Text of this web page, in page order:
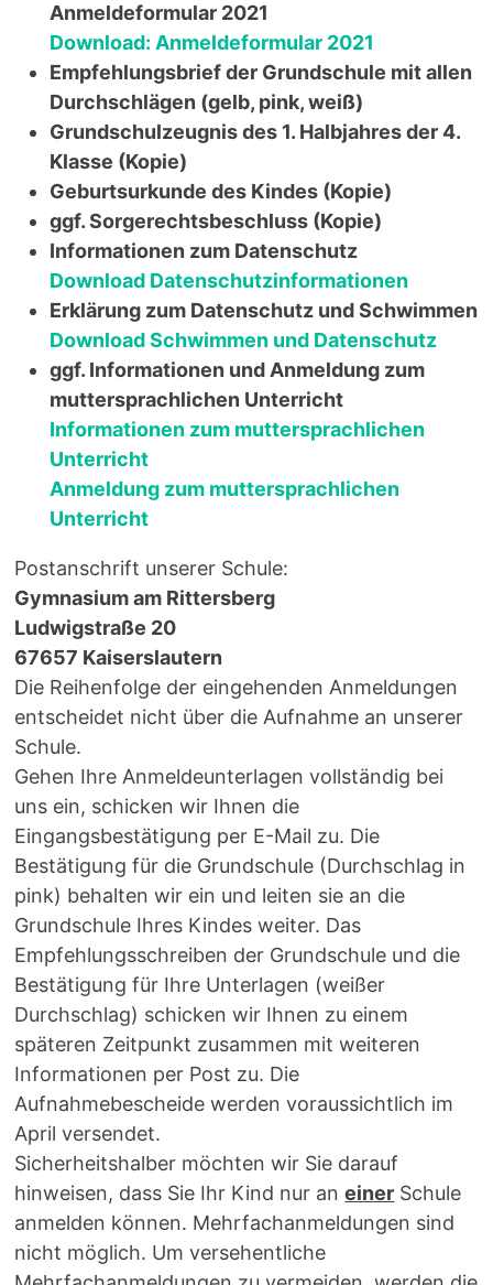
Anmeldeformular 2021
Download: Anmeldeformular 2021
Empfehlungsbrief der Grundschule mit allen
Durchschlägen (gelb, pink, weiß)
Grundschulzeugnis des 1. Halbjahres der 4.
Klasse (Kopie)
Geburtsurkunde des Kindes (Kopie)
ggf. Sorgerechtsbeschluss (Kopie)
Informationen zum Datenschutz
Download Datenschutzinformationen
Erklärung zum Datenschutz und Schwimmen
Download Schwimmen und Datenschutz
ggf. Informationen und Anmeldung zum
muttersprachlichen Unterricht
Informationen zum muttersprachlichen
Unterricht
Anmeldung zum muttersprachlichen
Unterricht
Postanschrift unserer Schule:
Gymnasium am Rittersberg
Ludwigstraße 20
67657 Kaiserslautern
Die Reihenfolge der eingehenden Anmeldungen
entscheidet nicht über die Aufnahme an unserer
Schule.
Gehen Ihre Anmeldeunterlagen vollständig bei
uns ein, schicken wir Ihnen die
Eingangsbestätigung per E-Mail zu. Die
Bestätigung für die Grundschule (Durchschlag in
pink) behalten wir ein und leiten sie an die
Grundschule Ihres Kindes weiter. Das
Empfehlungsschreiben der Grundschule und die
Bestätigung für Ihre Unterlagen (weißer
Durchschlag) schicken wir Ihnen zu einem
späteren Zeitpunkt zusammen mit weiteren
Informationen per Post zu. Die
Aufnahmebescheide werden voraussichtlich im
April versendet.
Sicherheitshalber möchten wir Sie darauf
hinweisen, dass Sie Ihr Kind nur aneiner Schule
anmelden können. Mehrfachanmeldungen sind
nicht möglich. Um versehentliche